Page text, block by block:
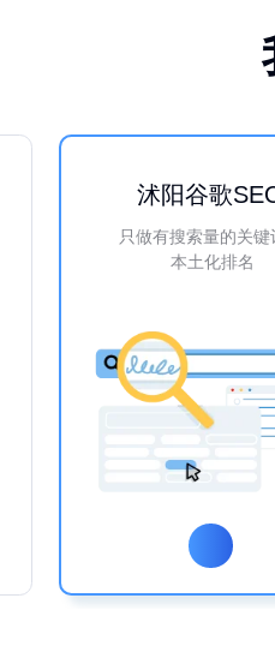
沭阳谷歌
只做有搜索量的关
本土化排名